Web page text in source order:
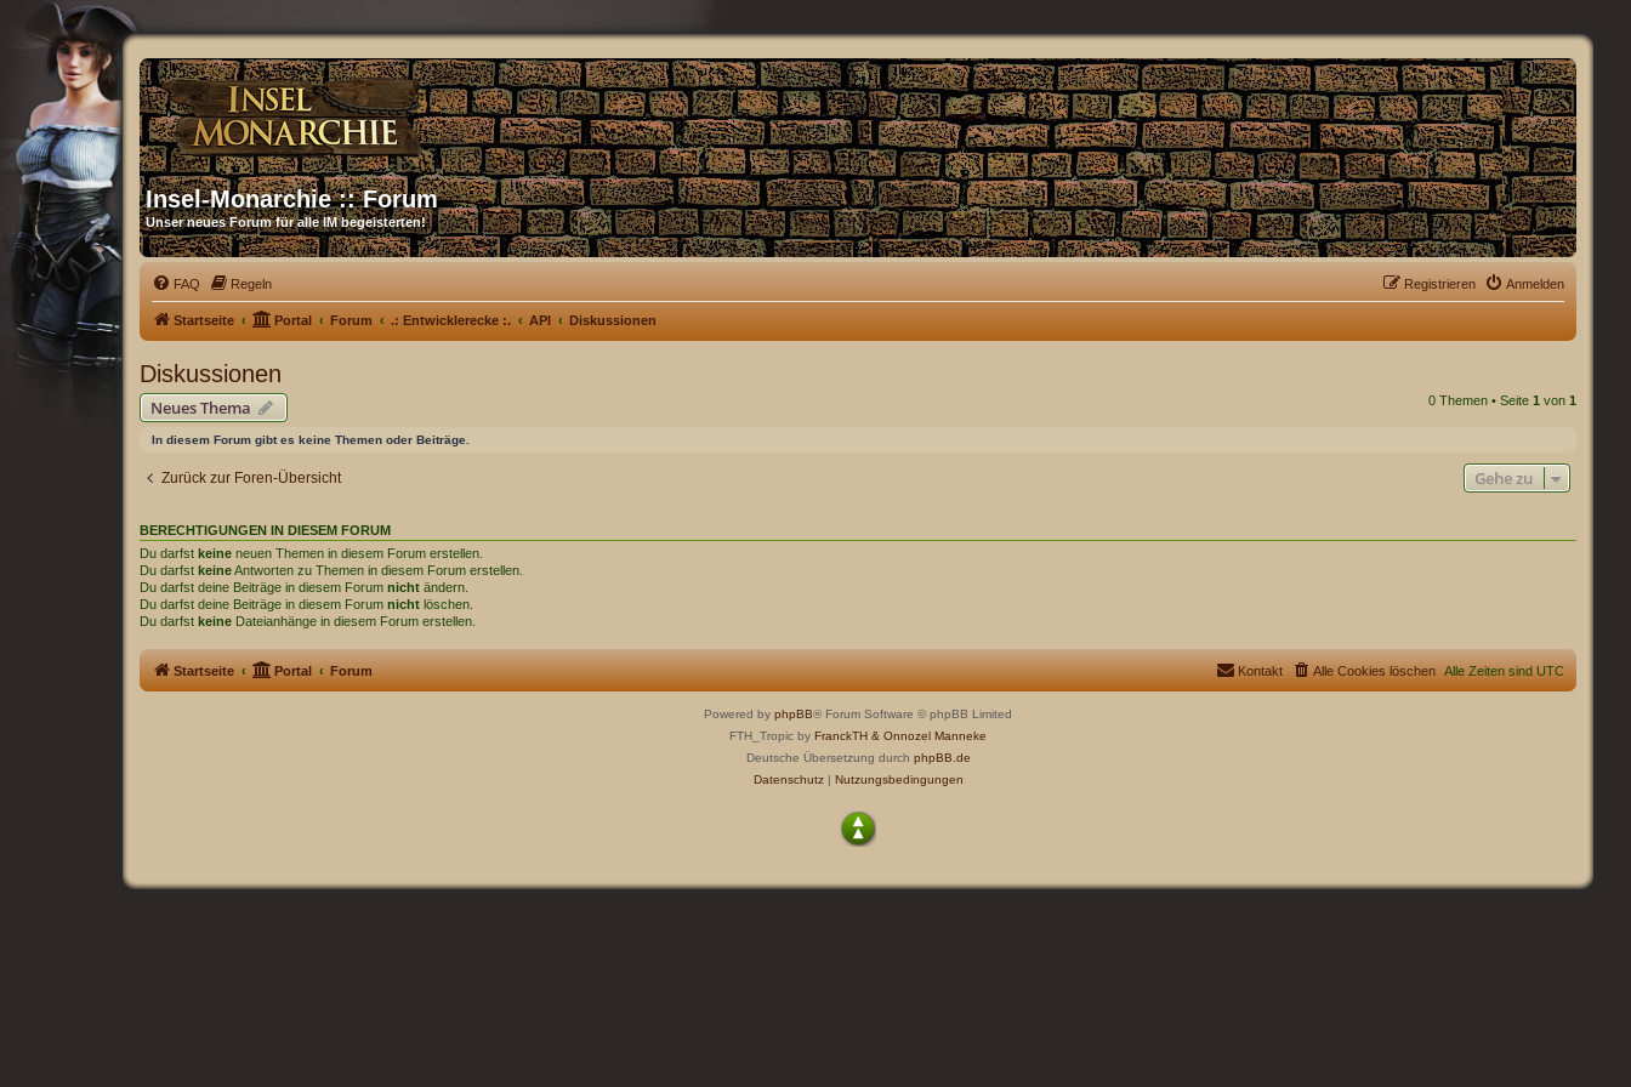
Insel-Monarchie :: Forum
Unser neues Forum für alle IM begeisterten!
FAQ Regeln Anmelden
Registrieren
Startseite Portal Forum .: Entwicklerecke :. API Diskussionen
Diskussionen
Neues Thema 0 Themen • Seite 1 von 1
In diesem Forum gibt es keine Themen oder Beiträge.
Zurück zur Foren-Übersicht Gehe zu
BERECHTIGUNGEN IN DIESEM FORUM
Du darfst keine neuen Themen in diesem Forum erstellen.
Du darfst keineAntworten zu Themen in diesem Forum erstellen.
Du darfst deine Beiträge in diesem Forum nicht ändern.
Du darfst deine Beiträge in diesem Forum nicht löschen.
Du darfst keine Dateianhänge in diesem Forum erstellen.
Startseite Portal Forum Alle Zeiten sind UTC
Alle Cookies löschen
Kontakt
Powered by phpBB® Forum Software © phpBB Limited
FTH_Tropic by FranckTH & Onnozel Manneke
Deutsche Übersetzung durch phpBB.de
Datenschutz| Nutzungsbedingungen